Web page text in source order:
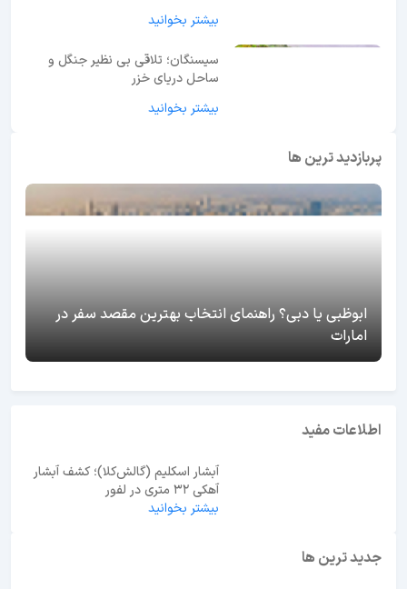
بیشتر بخوانید
سیسنگان؛ تلاقی بی نظیر جنگل و
ساحل دریای خزر
بیشتر بخوانید
پربازدید ترین ها
ابوظبی یا دبی؟ راهنمای انتخاب بهترین مقصد سفر در
امارات
اطلاعات مفید
آبشار اسکلیم (گالش‌کلا)؛ کشف آبشار
آهکی ۳۲ متری در لفور
بیشتر بخوانید
جدید ترین ها